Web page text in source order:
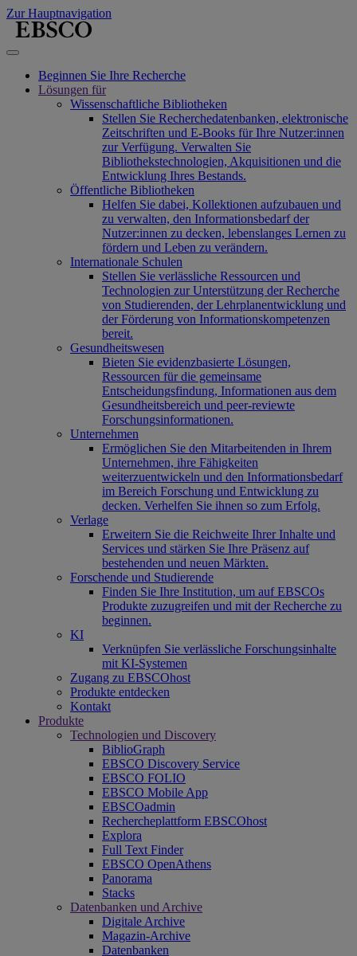
Zur Hauptnavigation
Beginnen Sie Ihre Recherche
Lösungen für
Wissenschaftliche Bibliotheken
Stellen Sie Recherchedatenbanken, elektronische
Zeitschriften und E-Books für Ihre Nutzer:innen
zur Verfügung. Verwalten Sie
Bibliothekstechnologien, Akquisitionen und die
Entwicklung Ihres Bestands.
Öffentliche Bibliotheken
Helfen Sie dabei, Kollektionen aufzubauen und
zu verwalten, den Informationsbedarf der
Nutzer:innen zu decken, lebenslanges Lernen zu
fördern und Leben zu verändern.
Internationale Schulen
Stellen Sie verlässliche Ressourcen und
Technologien zur Unterstützung der Recherche
von Studierenden, der Lehrplanentwicklung und
der Förderung von Informationskompetenzen
bereit.
Gesundheitswesen
Bieten Sie evidenzbasierte Lösungen,
Ressourcen für die gemeinsame
Entscheidungsfindung, Informationen aus dem
Gesundheitsbereich und peer-reviewte
Forschungsinformationen.
Unternehmen
Ermöglichen Sie den Mitarbeitenden in Ihrem
Unternehmen, ihre Fähigkeiten
weiterzuentwickeln und den Informationsbedarf
im Bereich Forschung und Entwicklung zu
decken. Verhelfen Sie ihnen so zum Erfolg.
Verlage
Erweitern Sie die Reichweite Ihrer Inhalte und
Services und stärken Sie Ihre Präsenz auf
bestehenden und neuen Märkten.
Forschende und Studierende
Finden Sie Ihre Institution, um auf EBSCOs
Produkte zuzugreifen und mit der Recherche zu
beginnen.
KI
Verknüpfen Sie verlässliche Forschungsinhalte
mit KI-Systemen
Zugang zu EBSCOhost
Produkte entdecken
Kontakt
Produkte
Technologien und Discovery
BiblioGraph
EBSCO Discovery Service
EBSCO FOLIO
EBSCO Mobile App
EBSCOadmin
Rechercheplattform EBSCOhost
Explora
Full Text Finder
EBSCO OpenAthens
Panorama
Stacks
Datenbanken und Archive
Digitale Archive
Magazin-Archive
Datenbanken